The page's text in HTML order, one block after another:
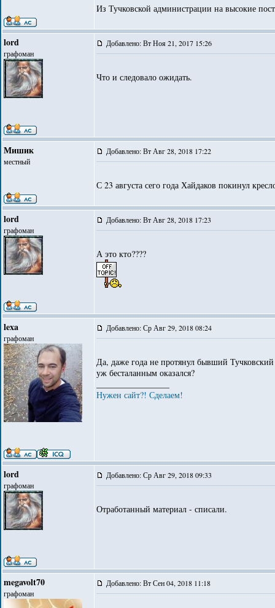
Из Тучковской администрации на высокие
lord
графоман
Добавлено: Вт Ноя 21, 2017 15:26
Что и следовало ожидать.
Мишик
местный
Добавлено: Вт Авг 28, 2018 17:22
С 23 августа сего года Хайдаков покинул
lord
графоман
Добавлено: Вт Авг 28, 2018 17:23
А это кто????
lexa
графоман
Добавлено: Ср Авг 29, 2018 08:24
Да, даже года не протянул бывший
уж бесталанным оказался?
Нужен сайт?! Сделаем!
lord
графоман
Добавлено: Ср Авг 29, 2018 09:33
Отработанный материал - списали.
megavolt70
графоман
Добавлено: Вт Сен 04, 2018 11:18